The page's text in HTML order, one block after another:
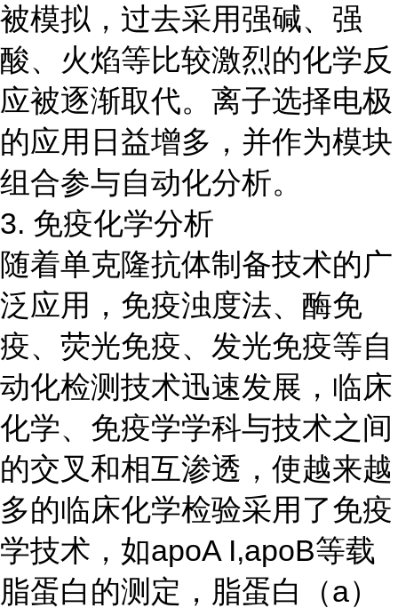
被模拟，过去采用强碱、强
酸、火焰等比较激烈的化学反
应被逐渐取代。离子选择电极
的应用日益增多，并作为模块
组合参与自动化分析。
3. 免疫化学分析
随着单克隆抗体制备技术的广
泛应用，免疫浊度法、酶免
疫、荧光免疫、发光免疫等自
动化检测技术迅速发展，临床
化学、免疫学学科与技术之间
的交叉和相互渗透，使越来越
多的临床化学检验采用了免疫
学技术，如apoA I,apoB等载
脂蛋白的测定，脂蛋白（a）